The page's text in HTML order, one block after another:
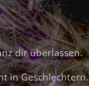
dir überlassen.
in Geschlechtern.